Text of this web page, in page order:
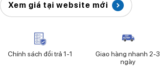
Xem giá tại website mới
Chính sách đổi trả 1-1
Giao hàng nhanh 2-3
ngày